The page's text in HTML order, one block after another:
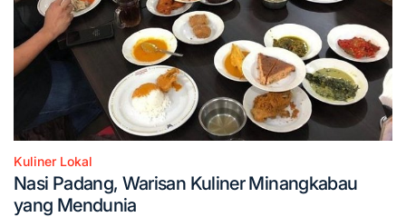
Posted
in
Kuliner Lokal
Nasi Padang, Warisan Kuliner Minangkabau
yang Mendunia